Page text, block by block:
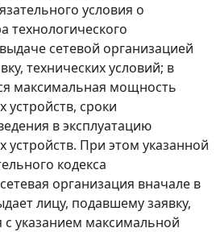
условия о
технологического
сетевой организацией
технических условий; в
максимальная мощность
сроки
в эксплуатацию
При этом указанной
кодекса
организация вначале в
лицу, подавшему заявку,
с указанием максимальной